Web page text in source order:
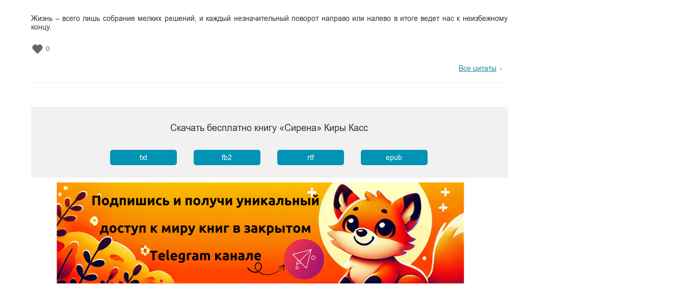
Жизнь – всего лишь собрание мелких решений, и каждый незначительный поворот направо или налево в итоге ведет нас к неизбежному
концу.
0
Все цитаты
Скачать бесплатно книгу «Сирена» Киры Касс
txt fb2 rtf epub